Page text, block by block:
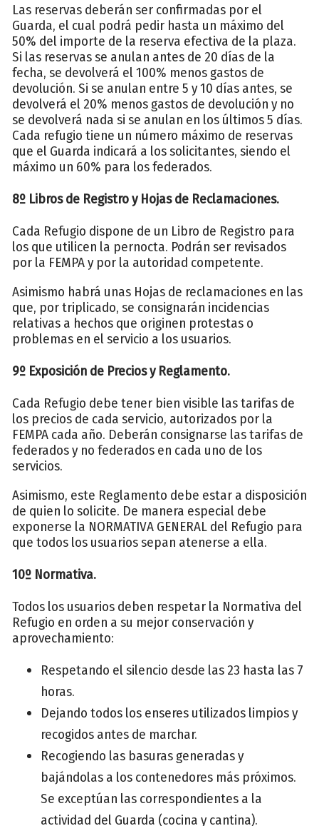
Las reservas deberán ser confirmadas por el
Guarda, el cual podrá pedir hasta un máximo del
50% del importe de la reserva efectiva de la plaza.
Si las reservas se anulan antes de 20 días de la
fecha, se devolverá el 100% menos gastos de
devolución. Si se anulan entre 5 y 10 días antes, se
devolverá el 20% menos gastos de devolución y no
se devolverá nada si se anulan en los últimos 5 días.
Cada refugio tiene un número máximo de reservas
que el Guarda indicará a los solicitantes, siendo el
máximo un 60% para los federados.
8º Libros de Registro y Hojas de Reclamaciones.
Cada Refugio dispone de un Libro de Registro para
los que utilicen la pernocta. Podrán ser revisados
por la FEMPA y por la autoridad competente.
Asimismo habrá unas Hojas de reclamaciones en las
que, por triplicado, se consignarán incidencias
relativas a hechos que originen protestas o
problemas en el servicio a los usuarios.
9º Exposición de Precios y Reglamento.
Cada Refugio debe tener bien visible las tarifas de
los precios de cada servicio, autorizados por la
FEMPA cada año. Deberán consignarse las tarifas de
federados y no federados en cada uno de los
servicios.
Asimismo, este Reglamento debe estar a disposición
de quien lo solicite. De manera especial debe
exponerse la NORMATIVA GENERAL del Refugio para
que todos los usuarios sepan atenerse a ella.
10º Normativa.
Todos los usuarios deben respetar la Normativa del
Refugio en orden a su mejor conservación y
aprovechamiento:
Respetando el silencio desde las 23 hasta las 7
horas.
Dejando todos los enseres utilizados limpios y
recogidos antes de marchar.
Recogiendo las basuras generadas y
bajándolas a los contenedores más próximos.
Se exceptúan las correspondientes a la
actividad del Guarda (cocina y cantina).